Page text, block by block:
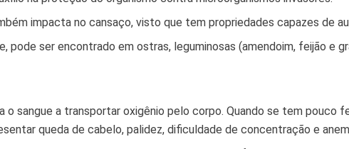
impacta no cansaço, visto que tem propriedades capazes de
pode ser encontrado em ostras, leguminosas (amendoim, feijão e
o sangue a transportar oxigênio pelo corpo. Quando se tem pouco
queda de cabelo, palidez, dificuldade de concentração e